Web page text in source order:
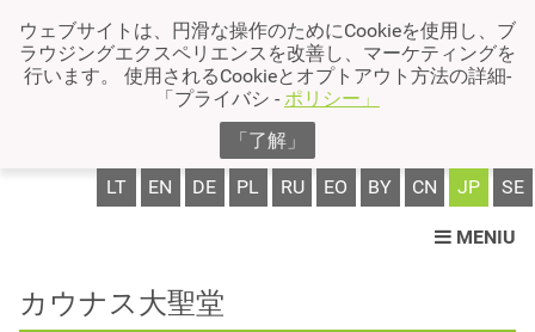
ウェブサイトは、円滑な操作のためにCookieを使用し、ブ
ラウジングエクスペリエンスを改善し、マーケティングを
行います。 使用されるCookieとオプトアウト方法の詳細-
「プライバシ - ポリシー」
「了解」
LT EN DE PL RU EO BY CN JP SE
MENIU
カウナス大聖堂